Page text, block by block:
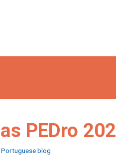
PEDro
Portuguese blog